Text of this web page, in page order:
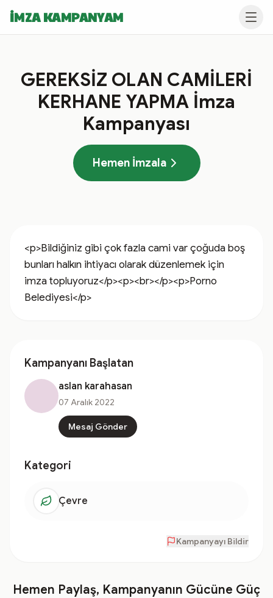
İMZA KAMPANYAM
GEREKSİZ OLAN CAMİLERİ
KERHANE YAPMA İmza
Kampanyası
Hemen İmzala
<p>Bildiğiniz gibi çok fazla cami var çoğuda boş
bunları halkın ihtiyacı olarak düzenlemek için
imza topluyoruz</p><p><br></p><p>Porno
Belediyesi</p>
Kampanyanı Başlatan
aslan karahasan
07 Aralık 2022
Mesaj Gönder
Kategori
Çevre
Kampanyayı Bildir
Hemen Paylaş, Kampanyanın Gücüne Güç